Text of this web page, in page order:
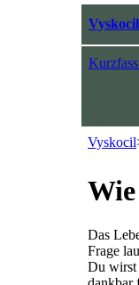
Vyskocil
Vyskocil
Das
Frage
Du wirst